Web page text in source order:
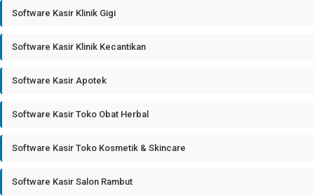
Software Kasir Klinik Gigi
Software Kasir Klinik Kecantikan
Software Kasir Apotek
Software Kasir Toko Obat Herbal
Software Kasir Toko Kosmetik & Skincare
Software Kasir Salon Rambut